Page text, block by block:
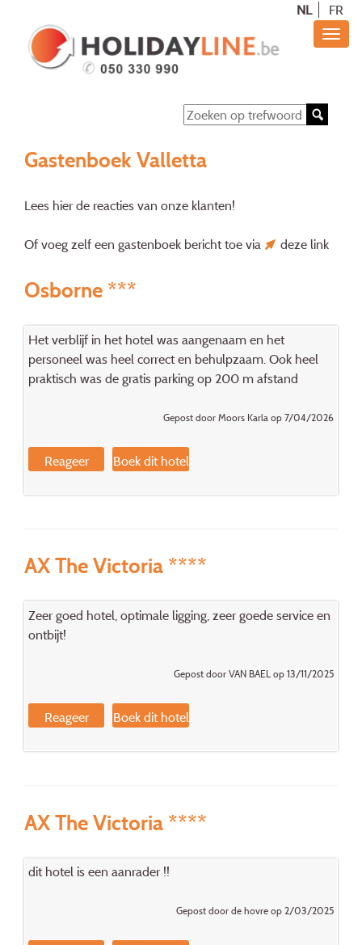
NL FR
Gastenboek Valletta
Lees hier de reacties van onze klanten!
Of voeg zelf een gastenboek bericht toe via deze link
Osborne ***
Het verblijf in het hotel was aangenaam en het
personeel was heel correct en behulpzaam. Ook heel
praktisch was de gratis parking op 200 m afstand
Gepost door Moors Karla op 7/04/2026
Reageer Boek dit hotel
AX The Victoria ****
Zeer goed hotel, optimale ligging, zeer goede service en
ontbijt!
Gepost door VAN BAEL op 13/11/2025
Reageer Boek dit hotel
AX The Victoria ****
dit hotel is een aanrader !!
Gepost door de hovre op 2/03/2025